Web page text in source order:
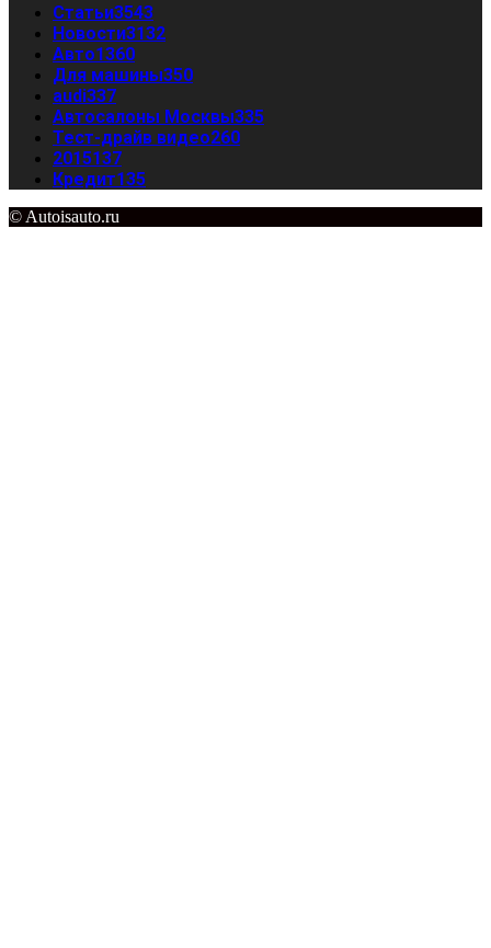
Статьи3543
Новости3132
Авто1360
Для машины350
audi337
Автосалоны Москвы335
Тест-драйв видео260
2015137
Кредит135
© Autoisauto.ru